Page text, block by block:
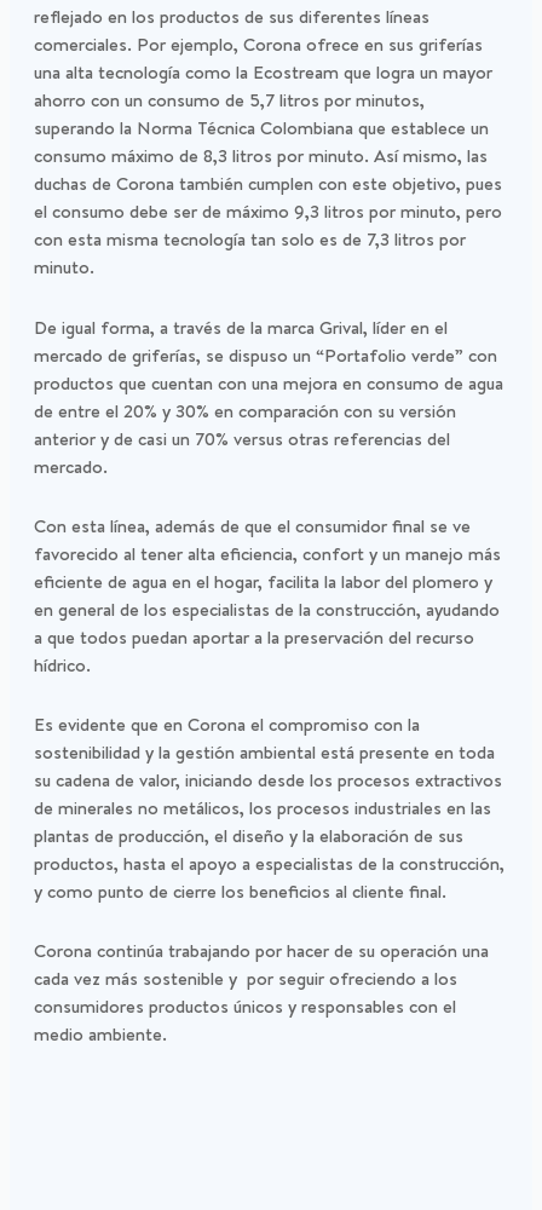
reflejado en los productos de sus diferentes líneas
comerciales. Por ejemplo, Corona ofrece en sus griferías
una alta tecnología como la Ecostream que logra un mayor
ahorro con un consumo de 5,7 litros por minutos,
superando la Norma Técnica Colombiana que establece un
consumo máximo de 8,3 litros por minuto. Así mismo, las
duchas de Corona también cumplen con este objetivo, pues
el consumo debe ser de máximo 9,3 litros por minuto, pero
con esta misma tecnología tan solo es de 7,3 litros por
minuto.
De igual forma, a través de la marca Grival, líder en el
mercado de griferías, se dispuso un “Portafolio verde” con
productos que cuentan con una mejora en consumo de agua
de entre el 20% y 30% en comparación con su versión
anterior y de casi un 70% versus otras referencias del
mercado.
Con esta línea, además de que el consumidor final se ve
favorecido al tener alta eficiencia, confort y un manejo más
eficiente de agua en el hogar, facilita la labor del plomero y
en general de los especialistas de la construcción, ayudando
a que todos puedan aportar a la preservación del recurso
hídrico.
Es evidente que en Corona el compromiso con la
sostenibilidad y la gestión ambiental está presente en toda
su cadena de valor, iniciando desde los procesos extractivos
de minerales no metálicos, los procesos industriales en las
plantas de producción, el diseño y la elaboración de sus
productos, hasta el apoyo a especialistas de la construcción,
y como punto de cierre los beneficios al cliente final.
Corona continúa trabajando por hacer de su operación una
cada vez más sostenible y por seguir ofreciendo a los
consumidores productos únicos y responsables con el
medio ambiente.